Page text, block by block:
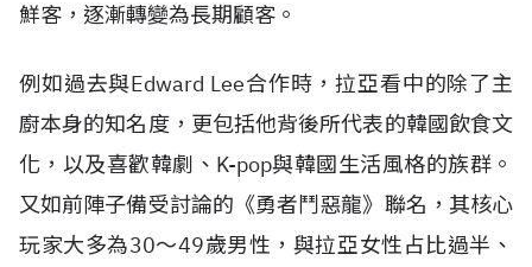
鮮客，逐漸轉變為長期顧客。
例如過去與Edward Lee合作時，拉亞看中的除了主
廚本身的知名度，更包括他背後所代表的韓國飲食文
化，以及喜歡韓劇、K-pop與韓國生活風格的族群。
又如前陣子備受討論的《勇者鬥惡龍》聯名，其核心
玩家大多為30～49歲男性，與拉亞女性占比過半、